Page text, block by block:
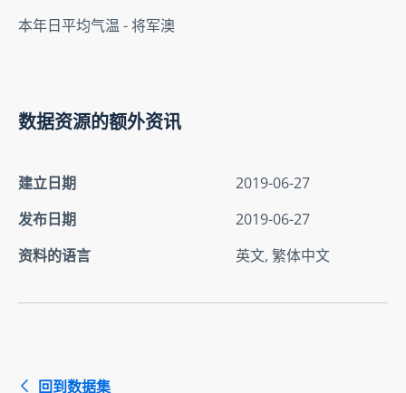
本年日平均气温 - 将军澳
数据资源的额外资讯
建立日期
2019-06-27
发布日期
2019-06-27
资料的语言
英文, 繁体中文
回到数据集